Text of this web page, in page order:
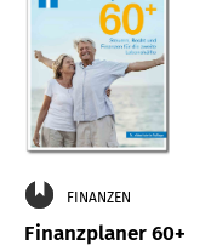
FINANZEN
Finanzplaner 60+